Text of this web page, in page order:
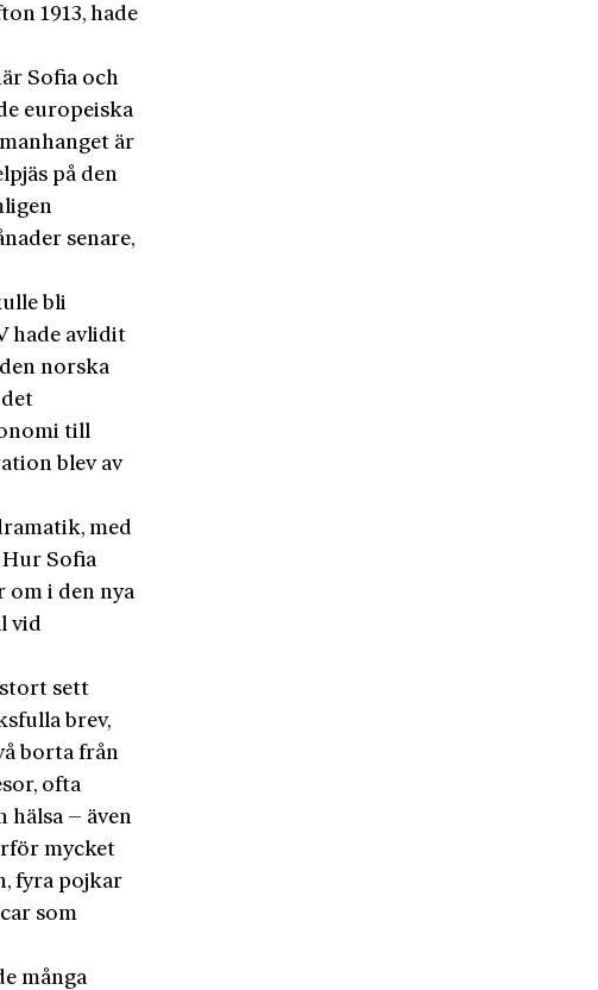
1913, hade
Sofia och
europeiska
är
på den
senare,
bli
hade avlidit
norska
till
blev av
med
Sofia
om i den nya
vid
sett
brev,
borta från
ofta
hälsa – även
mycket
fyra pojkar
som
många